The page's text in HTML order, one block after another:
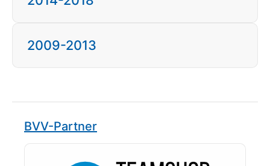
2009-2013
BVV-Partner